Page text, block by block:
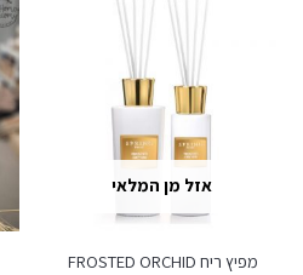
אזל מן המלאי
מפיץ ריח FROSTED ORCHID